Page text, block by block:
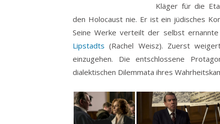
Kläger für die
den Holocaust nie. Er ist ein jüdisches
Seine Werke verteilt der selbst
Lipstadts (Rachel Weisz). Zuerst
einzugehen. Die entschlossene
dialektischen Dilemmata ihres